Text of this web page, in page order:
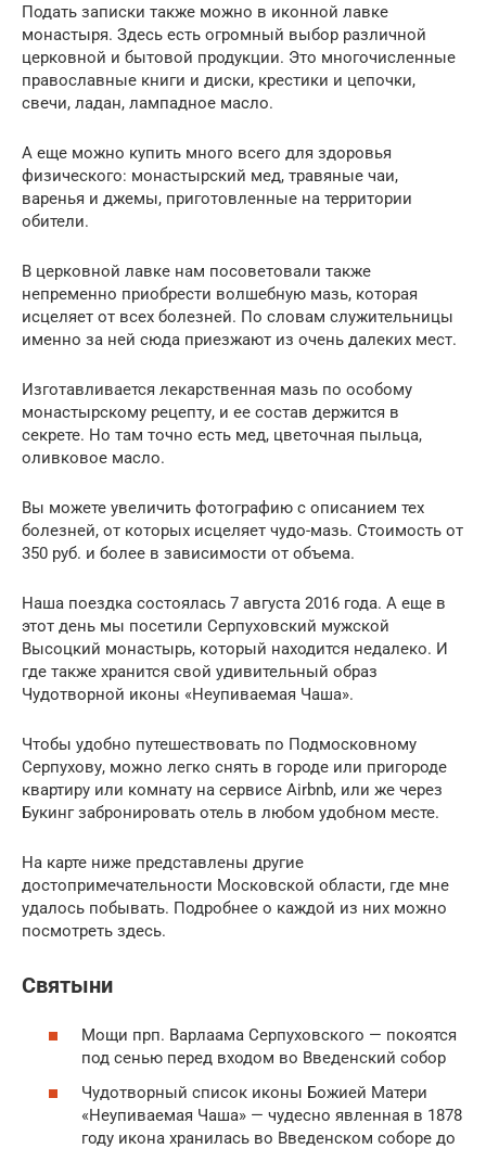
Подать записки также можно в иконной лавке
монастыря. Здесь есть огромный выбор различной
церковной и бытовой продукции. Это многочисленные
православные книги и диски, крестики и цепочки,
свечи, ладан, лампадное масло.
А еще можно купить много всего для здоровья
физического: монастырский мед, травяные чаи,
варенья и джемы, приготовленные на территории
обители.
В церковной лавке нам посоветовали также
непременно приобрести волшебную мазь, которая
исцеляет от всех болезней. По словам служительницы
именно за ней сюда приезжают из очень далеких мест.
Изготавливается лекарственная мазь по особому
монастырскому рецепту, и ее состав держится в
секрете. Но там точно есть мед, цветочная пыльца,
оливковое масло.
Вы можете увеличить фотографию с описанием тех
болезней, от которых исцеляет чудо-мазь. Стоимость от
350 руб. и более в зависимости от объема.
Наша поездка состоялась 7 августа 2016 года. А еще в
этот день мы посетили Серпуховский мужской
Высоцкий монастырь, который находится недалеко. И
где также хранится свой удивительный образ
Чудотворной иконы «Неупиваемая Чаша».
Чтобы удобно путешествовать по Подмосковному
Серпухову, можно легко снять в городе или пригороде
квартиру или комнату на сервисе Airbnb, или же через
Букинг забронировать отель в любом удобном месте.
На карте ниже представлены другие
достопримечательности Московской области, где мне
удалось побывать. Подробнее о каждой из них можно
посмотреть здесь.
Святыни
Мощи прп. Варлаама Серпуховского — покоятся
под сенью перед входом во Введенский собор
Чудотворный список иконы Божией Матери
«Неупиваемая Чаша» — чудесно явленная в 1878
году икона хранилась во Введенском соборе до